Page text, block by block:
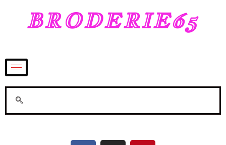
BRODERIE65